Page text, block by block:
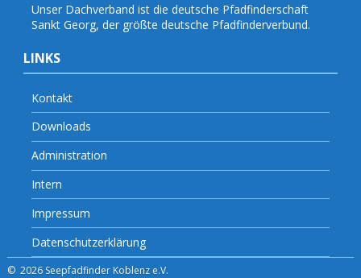
Unser Dachverband ist die deutsche Pfadfinderschaft
Sankt Georg, der größte deutsche Pfadfinderverbund.
LINKS
Kontakt
Downloads
Administration
Intern
Impressum
Datenschutzerklärung
© 2026 Seepfadfinder Koblenz e.V.